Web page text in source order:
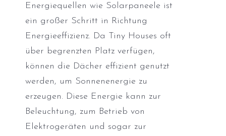
Energiequellen wie Solarpaneele ist
ein großer Schritt in Richtung
Energieeffizienz. Da Tiny Houses oft
über begrenzten Platz verfügen,
können die Dächer effizient genutzt
werden, um Sonnenenergie zu
erzeugen. Diese Energie kann zur
Beleuchtung, zum Betrieb von
Elektrogeräten und sogar zur